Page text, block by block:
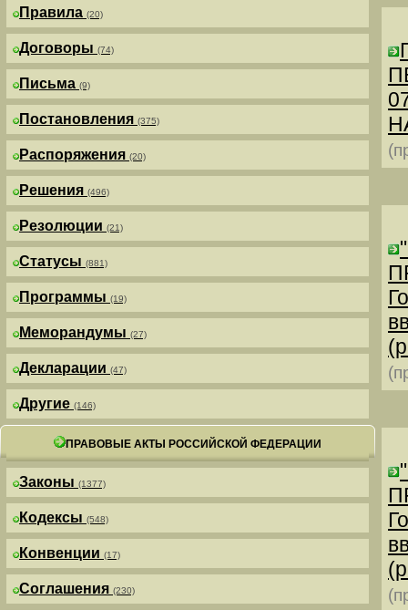
Правила (20)
Договоры (74)
Письма (9)
Постановления (375)
Распоряжения (20)
Решения (496)
Резолюции (21)
Статусы (881)
Программы (19)
Меморандумы (27)
Декларации (47)
Другие (146)
ПРАВОВЫЕ АКТЫ РОССИЙСКОЙ ФЕДЕРАЦИИ
Законы (1377)
Кодексы (548)
Конвенции (17)
Соглашения (230)